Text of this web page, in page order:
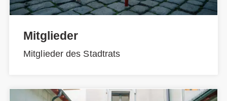
Mitglieder
Mitglieder des Stadtrats